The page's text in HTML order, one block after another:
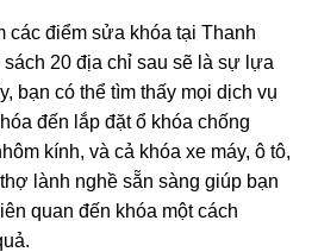
các điểm sửa khóa tại Thanh
sách 20 địa chỉ sau sẽ là sự lựa
bạn có thể tìm thấy mọi dịch vụ
đến lắp đặt ổ khóa chống
kính, và cả khóa xe máy, ô tô,
lành nghề sẵn sàng giúp bạn
quan đến khóa một cách